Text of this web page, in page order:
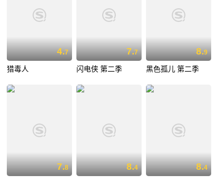
4.7
猎毒人
7.7
闪电侠 第二季
8.9
黑色孤儿 第二季
7.8 8.4 8.4